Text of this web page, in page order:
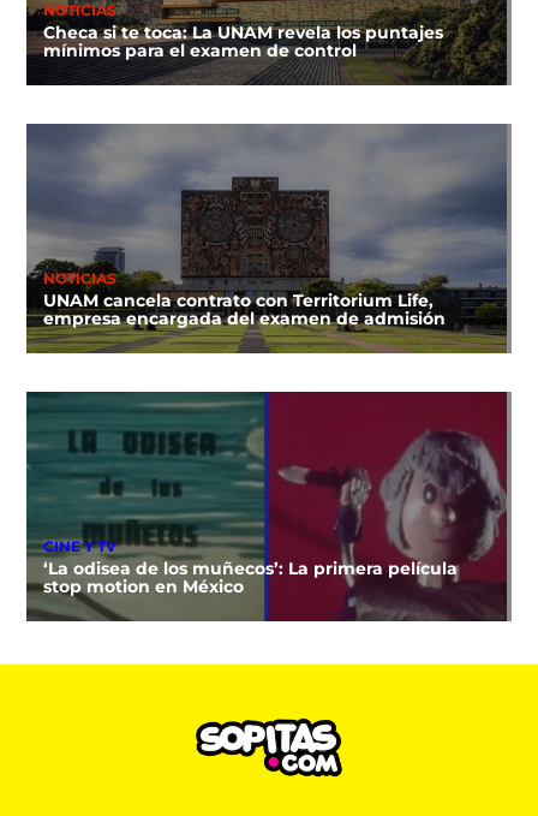
NOTICIAS
Checa si te toca: La UNAM revela los puntajes
mínimos para el examen de control
NOTICIAS
UNAM cancela contrato con Territorium Life,
empresa encargada del examen de admisión
CINE Y TV
‘La odisea de los muñecos’: La primera película
stop motion en México